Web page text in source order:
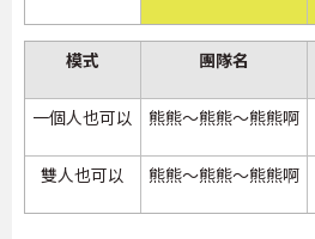
模式 團隊名
一個人也可以 熊熊～熊熊～熊熊啊
雙人也可以 熊熊～熊熊～熊熊啊